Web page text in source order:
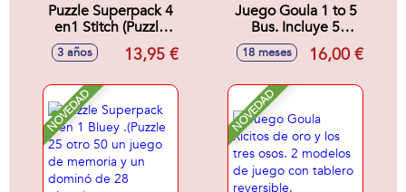
Puzzle Superpack 4
en1 Stitch (Puzzle
25 otro 50 un juego
de memoria y un
piezas).
3 años 13,95 €
Juego Goula 1 to 5
Bus. Incluye 5
anmales para
colocar
autobus.
18 meses 16,00 €
NOVEDAD NOVEDAD